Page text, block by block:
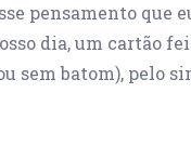
pensamento que
dia, um cartão
sem batom), pelo